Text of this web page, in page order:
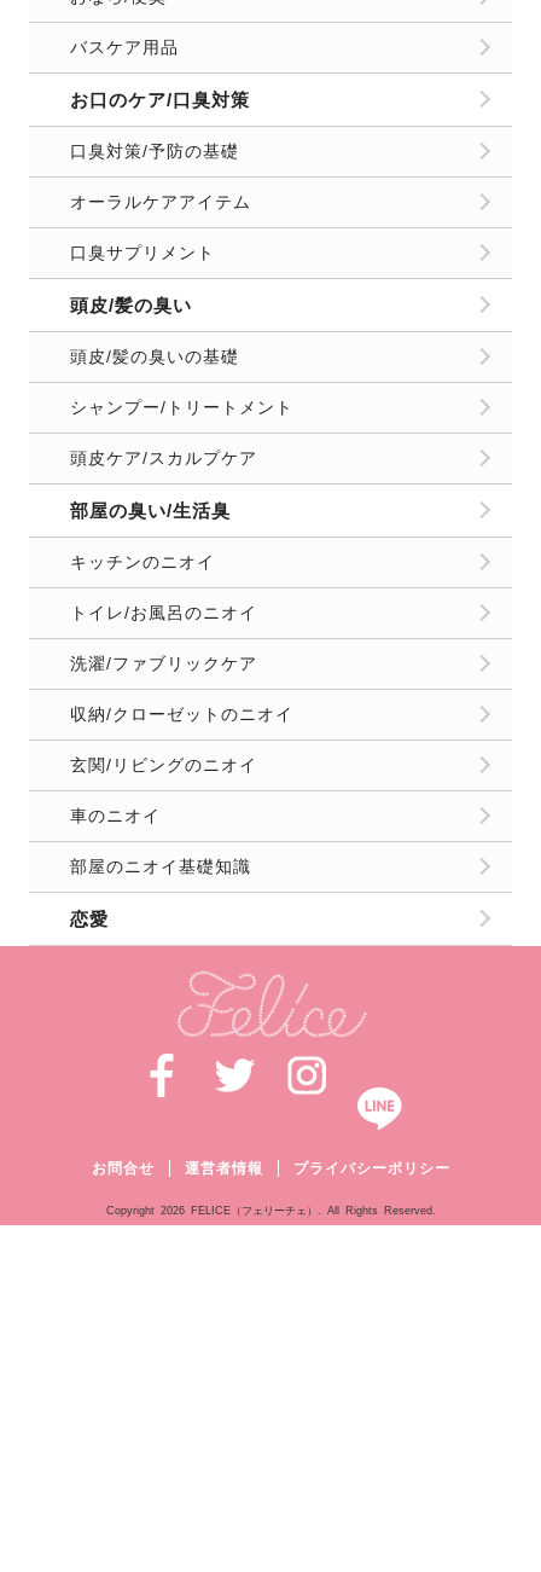
バスケア用品
お口のケア/口臭対策
口臭対策/予防の基礎
オーラルケアアイテム
口臭サプリメント
頭皮/髪の臭い
頭皮/髪の臭いの基礎
シャンプー/トリートメント
頭皮ケア/スカルプケア
部屋の臭い/生活臭
キッチンのニオイ
トイレ/お風呂のニオイ
洗濯/ファブリックケア
収納/クローゼットのニオイ
玄関/リビングのニオイ
車のニオイ
部屋のニオイ基礎知識
恋愛
お問合せ 運営者情報 プライバシーポリシー
Copyright 2026 FELICE（フェリーチェ）. All Rights Reserved.